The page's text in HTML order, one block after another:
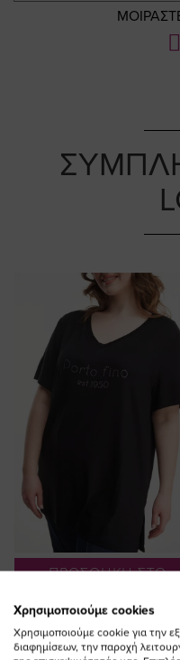
ΠΡΟΣΘΗΚΗ ΣΤΟ
Μπλούζα με τύπωμα στρας
"Porto fino" σε μαύρο
Χρησιμοποιούμε cookies
Χρησιμοποιούμε cookie για την
διαφημίσεων, την παροχή